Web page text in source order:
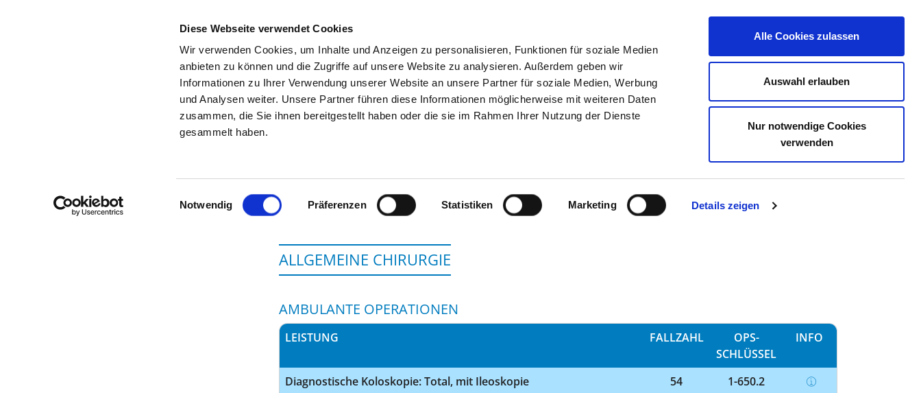
Diese Webseite verwendet Cookies
Wir verwenden Cookies, um Inhalte und Anzeigen zu personalisieren, Funktionen für soziale Medien
anbieten zu können und die Zugriffe auf unsere Website zu analysieren. Außerdem geben wir
Informationen zu Ihrer Verwendung unserer Website an unsere Partner für soziale Medien, Werbung
und Analysen weiter. Unsere Partner führen diese Informationen möglicherweise mit weiteren Daten
zusammen, die Sie ihnen bereitgestellt haben oder die sie im Rahmen Ihrer Nutzung der Dienste
gesammelt haben.
Einwilligungsauswahl
Notwendig Präferenzen Statistiken Marketing Details zeigen
Alle Cookies zulassen
Auswahl erlauben
Nur notwendige Cookies
verwenden
SUCHEN TIPPS & HILFE DAS DKV STELLENBÖRSE KONTAKT IHRE MEINUNG
Startseite der Fachabteilung
ALLGEMEINE CHIRURGIE
AMBULANTE OPERATIONEN
LEISTUNG FALLZAHL
OPS-
SCHLÜSSEL
INFO
Diagnostische Koloskopie: Total, mit Ileoskopie 54
1-650.2